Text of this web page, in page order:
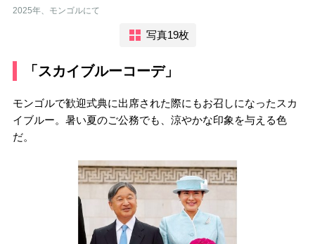
2025年、モンゴルにて
写真19枚
「スカイブルーコーデ」
モンゴルで歓迎式典に出席された際にもお召しになったスカ
イブルー。暑い夏のご公務でも、涼やかな印象を与える色
だ。